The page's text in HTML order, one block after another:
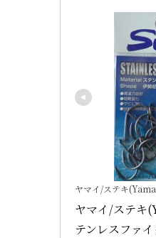
ヤマイ/ステキ
ヤマイ/ステキ
テンレスファ